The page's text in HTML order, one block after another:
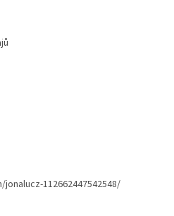
112662447542548/